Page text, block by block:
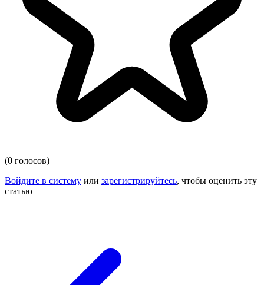
(0 голосов)
Войдите в систему или зарегистрируйтесь, чтобы оценить эту
статью